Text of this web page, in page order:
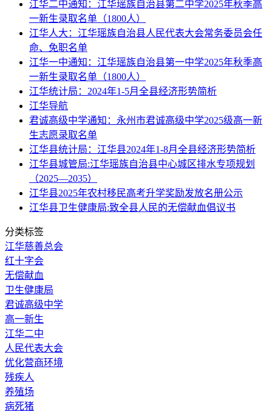
江华二中通知：江华瑶族自治县第二中学2025年秋季高
一新生录取名单（1800人）
江华人大：江华瑶族自治县人民代表大会常务委员会任
命、免职名单
江华一中通知：江华瑶族自治县第一中学2025年秋季高
一新生录取名单（1800人）
江华统计局：2024年1-5月全县经济形势简析
江华导航
君诚高级中学通知：永州市君诚高级中学2025级高一新
生志愿录取名单
江华县统计局：江华县2024年1-8月全县经济形势简析
江华县城管局:江华瑶族自治县中心城区排水专项规划
（2025—2035）
江华县2025年农村移民高考升学奖励发放名册公示
江华县卫生健康局:致全县人民的无偿献血倡议书
分类标签
江华慈善总会
红十字会
无偿献血
卫生健康局
君诚高级中学
高一新生
江华二中
人民代表大会
优化营商环境
残疾人
养殖场
病死猪